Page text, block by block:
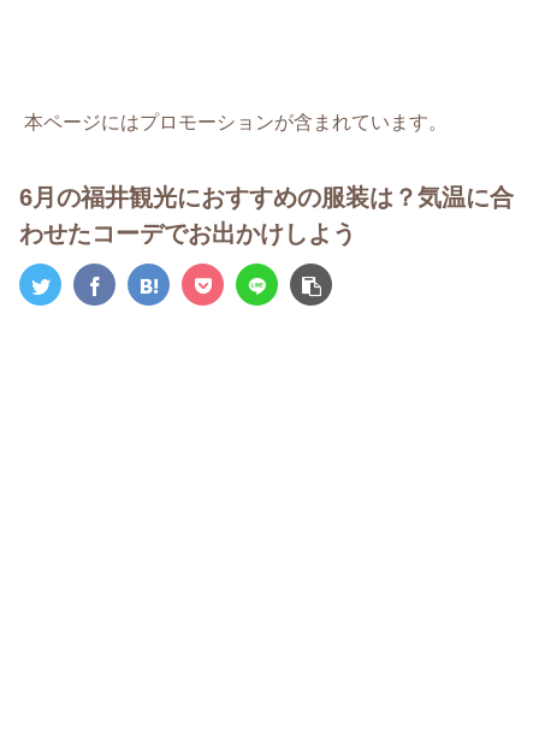
本ページにはプロモーションが含まれています。
6月の福井観光におすすめの服装は？気温に合
わせたコーデでお出かけしよう